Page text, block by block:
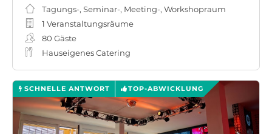
Tagungs-, Seminar-, Meeting-, Workshopraum
1 Veranstaltungsräume
80 Gäste
Hauseigenes Catering
SCHNELLE ANTWORT TOP-ABWICKLUNG